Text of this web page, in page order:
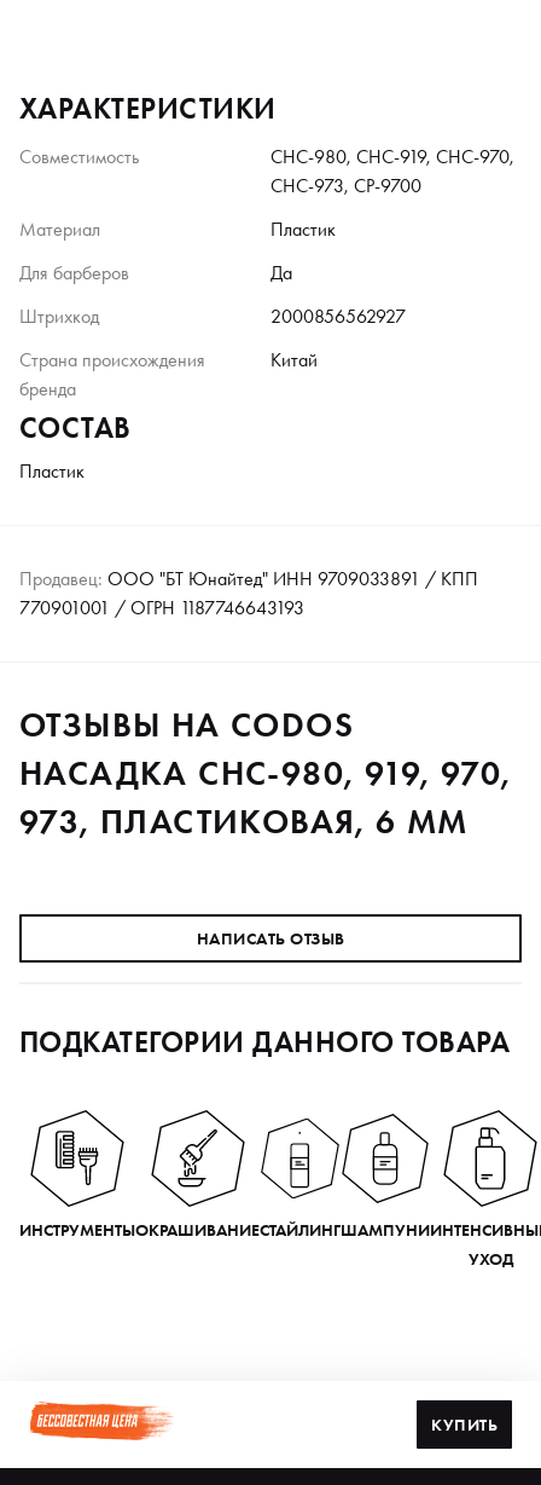
ХАРАКТЕРИСТИКИ
Совместимость
СНС-980, СНС-919, СНС-970,
СНС-973, CP-9700
Материал
Пластик
Для барберов
Да
Штрихкод
2000856562927
Страна происхождения
бренда
Китай
СОСТАВ
Пластик
Продавец: ООО "БТ Юнайтед" ИНН 9709033891 / КПП
770901001 / ОГРН 1187746643193
ОТЗЫВЫ НА CODOS
НАСАДКА CHC-980, 919, 970,
973, ПЛАСТИКОВАЯ, 6 ММ
НАПИСАТЬ ОТЗЫВ
ПОДКАТЕГОРИИ ДАННОГО ТОВАРА
ИНСТРУМЕНТЫОКРАШИВАНИЕСТАЙЛИНГШАМПУНИ
УХОД
КУПИТЬ